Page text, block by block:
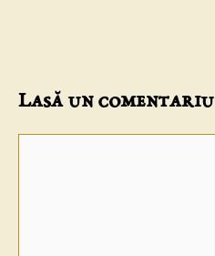
Lasă un comentariu